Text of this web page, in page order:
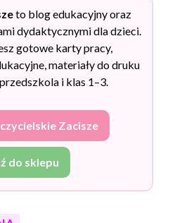
to blog edukacyjny oraz
dydaktycznymi dla dzieci.
gotowe karty pracy,
materiały do druku
i klas 1–3.
Zacisze
do sklepu